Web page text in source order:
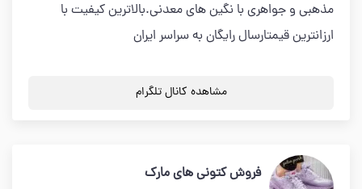
مذهبی و جواهری با نگین های معدنی.بالاترین کیفیت با
ارزانترین قیمتارسال رایگان به سراسر ایران
مشاهده کانال تلگرام
فروش کتونی های مارک